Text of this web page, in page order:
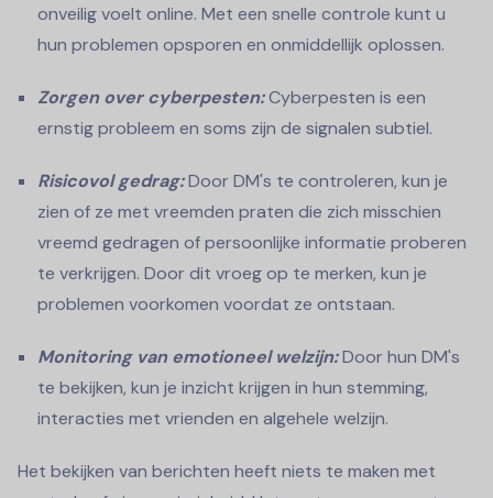
onveilig voelt online. Met een snelle controle kunt u
hun problemen opsporen en onmiddellijk oplossen.
Zorgen over cyberpesten:Cyberpesten is een
ernstig probleem en soms zijn de signalen subtiel.
Risicovol gedrag:Door DM's te controleren, kun je
zien of ze met vreemden praten die zich misschien
vreemd gedragen of persoonlijke informatie proberen
te verkrijgen. Door dit vroeg op te merken, kun je
problemen voorkomen voordat ze ontstaan.
Monitoring van emotioneel welzijn:Door hun DM's
te bekijken, kun je inzicht krijgen in hun stemming,
interacties met vrienden en algehele welzijn.
Het bekijken van berichten heeft niets te maken met